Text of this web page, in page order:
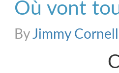
Où vont
ByJimmy Cornell